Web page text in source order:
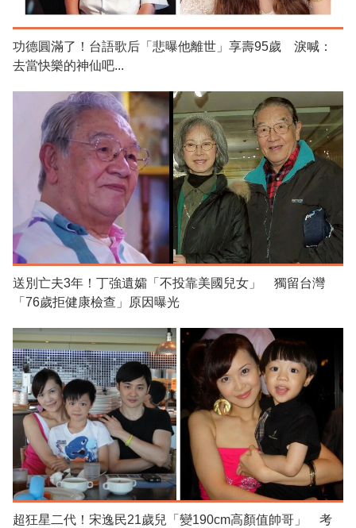
功德圓滿了！台語歌后「悲曝他離世」享壽95歲 淚喊：
去當快樂的神仙吧...
送別亡夫3年！丁強遺孀「不投靠美國兒女」 獨留台灣
「76歲拒健康檢查」原因曝光
超狂星二代！宋逸民21歲兒「變190cm高顏值帥哥」 考